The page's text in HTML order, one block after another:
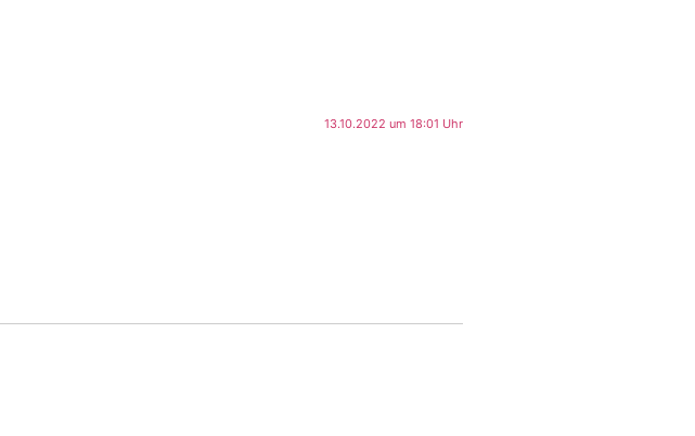
13.10.2022 um 18:01 Uhr